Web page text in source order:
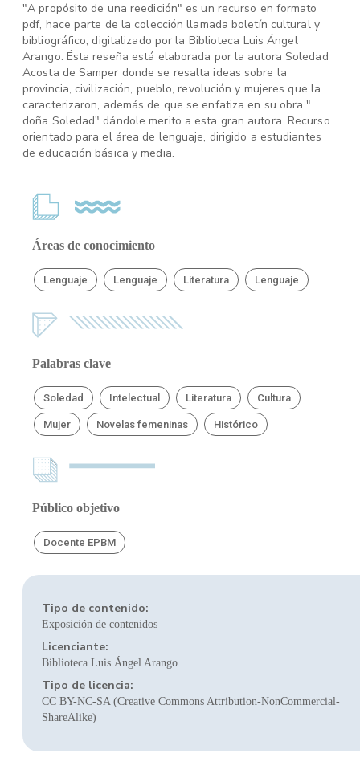
"A propósito de una reedición" es un recurso en formato
pdf, hace parte de la colección llamada boletín cultural y
bibliográfico, digitalizado por la Biblioteca Luis Ángel
Arango. Ésta reseña está elaborada por la autora Soledad
Acosta de Samper donde se resalta ideas sobre la
provincia, civilización, pueblo, revolución y mujeres que la
caracterizaron, además de que se enfatiza en su obra "
doña Soledad" dándole merito a esta gran autora. Recurso
orientado para el área de lenguaje, dirigido a estudiantes
de educación básica y media.
Áreas de conocimiento
Lenguaje Lenguaje Literatura Lenguaje
Palabras clave
Soledad Intelectual Literatura Cultura
Mujer Novelas femeninas Histórico
Público objetivo
Docente EPBM
Tipo de contenido:
Exposición de contenidos
Licenciante:
Biblioteca Luis Ángel Arango
Tipo de licencia:
CC BY-NC-SA (Creative Commons Attribution-NonCommercial-
ShareAlike)